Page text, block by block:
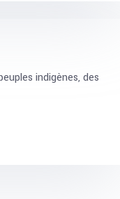
indigènes, des